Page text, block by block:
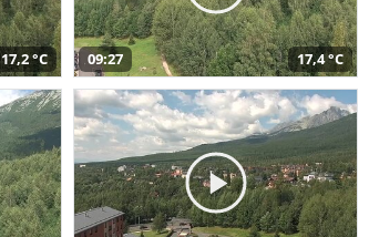
17,2 °C 09:27 17,4 °C